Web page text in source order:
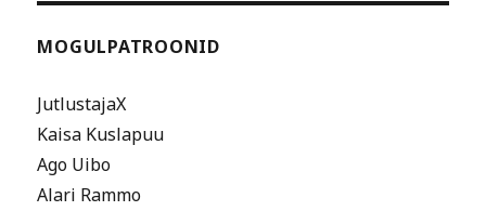
MOGULPATROONID
JutlustajaX
Kaisa Kuslapuu
Ago Uibo
Alari Rammo